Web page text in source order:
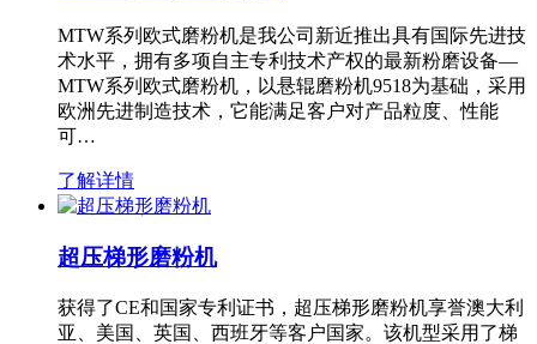
MTW系列欧式磨粉机是我公司新近推出具有国际先进技
术水平，拥有多项自主专利技术产权的最新粉磨设备—
MTW系列欧式磨粉机，以悬辊磨粉机9518为基础，采用
欧洲先进制造技术，它能满足客户对产品粒度、性能
可…
了解详情
超压梯形磨粉机
获得了CE和国家专利证书，超压梯形磨粉机享誉澳大利
亚、美国、英国、西班牙等客户国家。该机型采用了梯